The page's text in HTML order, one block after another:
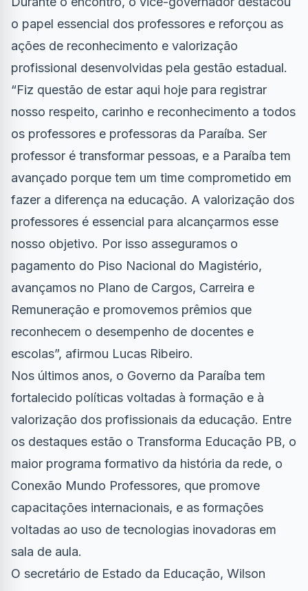
o papel essencial dos professores e reforçou as
ações de reconhecimento e valorização
profissional desenvolvidas pela gestão estadual.
“Fiz questão de estar aqui hoje para registrar
nosso respeito, carinho e reconhecimento a todos
os professores e professoras da Paraíba. Ser
professor é transformar pessoas, e a Paraíba tem
avançado porque tem um time comprometido em
fazer a diferença na educação. A valorização dos
professores é essencial para alcançarmos esse
nosso objetivo. Por isso asseguramos o
pagamento do Piso Nacional do Magistério,
avançamos no Plano de Cargos, Carreira e
Remuneração e promovemos prêmios que
reconhecem o desempenho de docentes e
escolas”, afirmou Lucas Ribeiro.
Nos últimos anos, o Governo da Paraíba tem
fortalecido políticas voltadas à formação e à
valorização dos profissionais da educação. Entre
os destaques estão o Transforma Educação PB, o
maior programa formativo da história da rede, o
Conexão Mundo Professores, que promove
capacitações internacionais, e as formações
voltadas ao uso de tecnologias inovadoras em
sala de aula.
O secretário de Estado da Educação, Wilson